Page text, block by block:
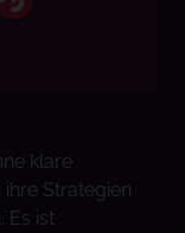
klare
Strategien
Es ist